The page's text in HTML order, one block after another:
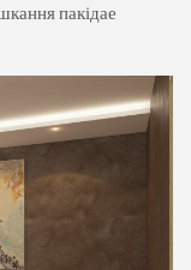
пакідае